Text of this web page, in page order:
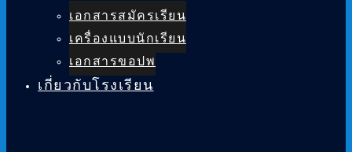
เอกสารสมัครเรียน
เครื่องแบบนักเรียน
เอกสารขอปพ
เกี่ยวกับโรงเรียน